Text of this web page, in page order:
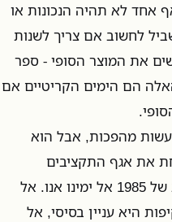
אחד לא תהיה הנכונות או
לחשוב אם צריך לשנות
את המוצר הסופי - ספר
הם הימים הקריטיים אם
מהפכות, אבל הוא
את אגף התקציבים
ולהצעיד אותו מימי תוכנית הייצוב של 1985 אל ימינו אנו. אל
היא עניין בסיסי, אל